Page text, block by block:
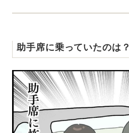
助手席に乗っていたのは？